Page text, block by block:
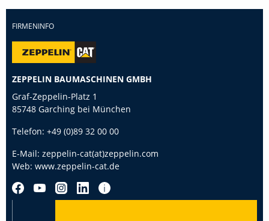
FIRMENINFO
ZEPPELIN BAUMASCHINEN GMBH
Graf-Zeppelin-Platz 1
85748 Garching bei München
Telefon: +49 (0)89 32 00 00
E-Mail: zeppelin-cat(at)zeppelin.com
Web: www.zeppelin-cat.de